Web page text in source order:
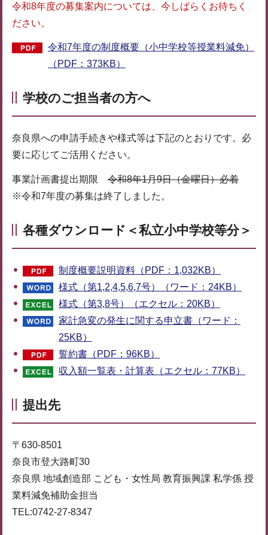
令和8年度の募集案内については、今しばらくお待ちく
ださい。
令和7年度の制度概要（小中学校等授業料減免）
（PDF：373KB）
学校のご担当者の方へ
奈良県への申請手続きや様式等は下記のとおりです。必
要に応じてご活用ください。
事業計画書提出期限 令和8年1月9日（金曜日）必着
※令和7年度の募集は終了しました。
各種ダウンロード＜私立小中学校等分＞
制度概要説明資料（PDF：1,032KB）
様式（第1,2,4,5,6,7号）（ワード：24KB）
様式（第3,8号）（エクセル：20KB）
家計急変の発生に関する申立書（ワード：
25KB）
誓約書（PDF：96KB）
収入額一覧表・計算表（エクセル：77KB）
提出先
〒630-8501
奈良市登大路町30
奈良県 地域創造部 こども・女性局 教育振興課 私学係 授
業料減免補助金担当
TEL:0742-27-8347